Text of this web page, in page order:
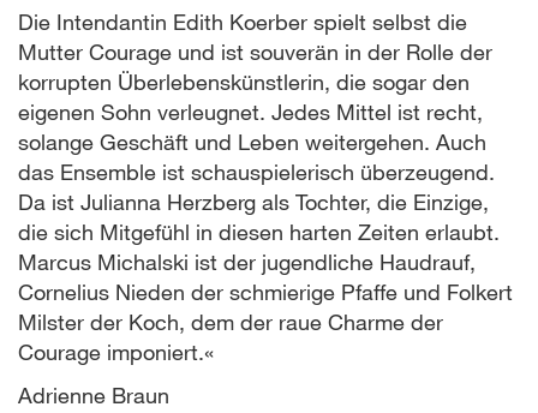
Die Intendantin Edith Koerber spielt selbst die
Mutter Courage und ist souverän in der Rolle der
korrupten Überlebenskünstlerin, die sogar den
eigenen Sohn verleugnet. Jedes Mittel ist recht,
solange Geschäft und Leben weitergehen. Auch
das Ensemble ist schauspielerisch überzeugend.
Da ist Julianna Herzberg als Tochter, die Einzige,
die sich Mitgefühl in diesen harten Zeiten erlaubt.
Marcus Michalski ist der jugendliche Haudrauf,
Cornelius Nieden der schmierige Pfaffe und Folkert
Milster der Koch, dem der raue Charme der
Courage imponiert.«
Adrienne Braun